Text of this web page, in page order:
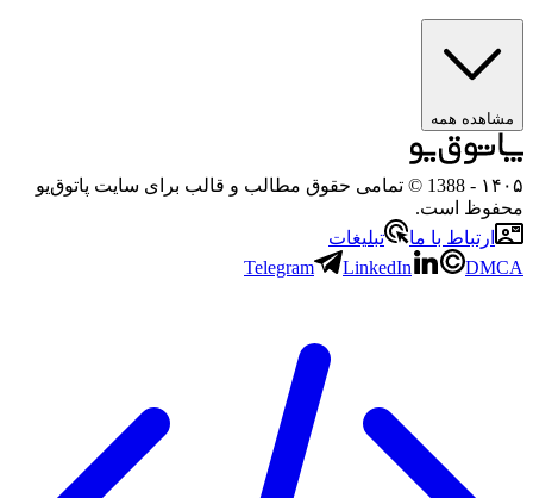
مشاهده همه
۱۴۰۵
- 1388 © تمامی حقوق مطالب و قالب برای سایت پاتوق‌یو
محفوظ است.
ارتباط با ما
تبلیغات
Telegram
LinkedIn DMCA